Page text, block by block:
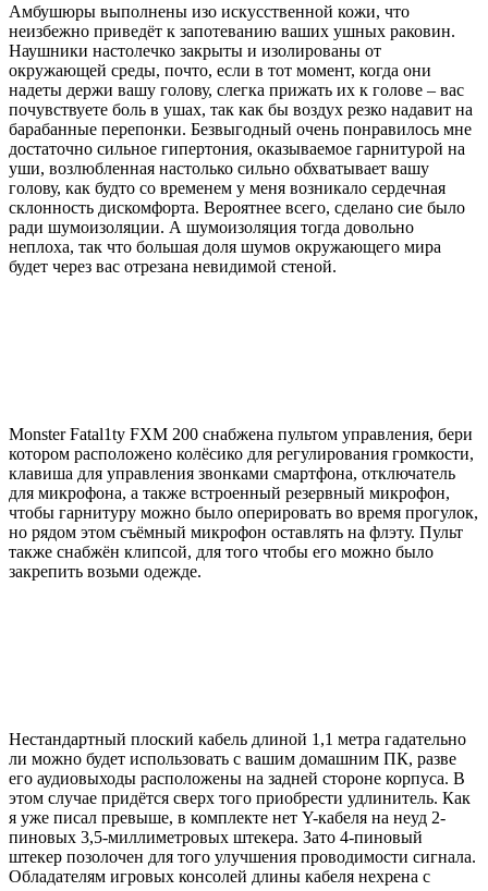
Амбушюры выполнены изо искусственной кожи, что
неизбежно приведёт к запотеванию ваших ушных раковин.
Наушники настолечко закрыты и изолированы от
окружающей среды, почто, если в тот момент, когда они
надеты держи вашу голову, слегка прижать их к голове – вас
почувствуете боль в ушах, так как бы воздух резко надавит на
барабанные перепонки. Безвыгодный очень понравилось мне
достаточно сильное гипертония, оказываемое гарнитурой на
уши, возлюбленная настолько сильно обхватывает вашу
голову, как будто со временем у меня возникало сердечная
склонность дискомфорта. Вероятнее всего, сделано сие было
ради шумоизоляции. А шумоизоляция тогда довольно
неплоха, так что большая доля шумов окружающего мира
будет через вас отрезана невидимой стеной.
Monster Fatal1ty FXM 200 снабжена пультом управления, бери
котором расположено колёсико для регулирования громкости,
клавиша для управления звонками смартфона, отключатель
для микрофона, а также встроенный резервный микрофон,
чтобы гарнитуру можно было оперировать во время прогулок,
но рядом этом съёмный микрофон оставлять на флэту. Пульт
также снабжён клипсой, для того чтобы его можно было
закрепить возьми одежде.
Нестандартный плоский кабель длиной 1,1 метра гадательно
ли можно будет использовать с вашим домашним ПК, разве
его аудиовыходы расположены на задней стороне корпуса. В
этом случае придётся сверх того приобрести удлинитель. Как
я уже писал превыше, в комплекте нет Y-кабеля на неуд 2-
пиновых 3,5-миллиметровых штекера. Зато 4-пиновый
штекер позолочен для того улучшения проводимости сигнала.
Обладателям игровых консолей длины кабеля нехрена с